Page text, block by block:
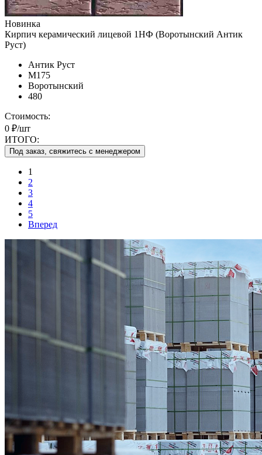
Новинка
Кирпич керамический лицевой 1НФ (Воротынский Антик
Руст)
Антик Руст
М175
Воротынский
480
Стоимость:
0 ₽/шт
ИТОГО:
Под заказ, свяжитесь с менеджером
1
2
3
4
5
Вперед